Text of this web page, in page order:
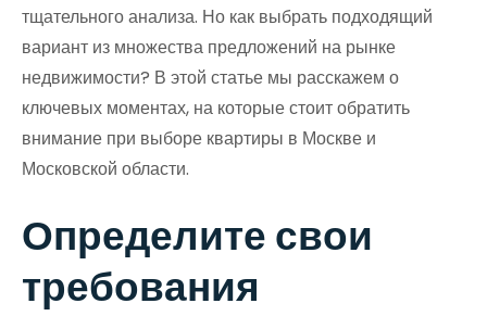
тщательного анализа. Но как выбрать подходящий
вариант из множества предложений на рынке
недвижимости? В этой статье мы расскажем о
ключевых моментах, на которые стоит обратить
внимание при выборе квартиры в Москве и
Московской области.
Определите свои
требования